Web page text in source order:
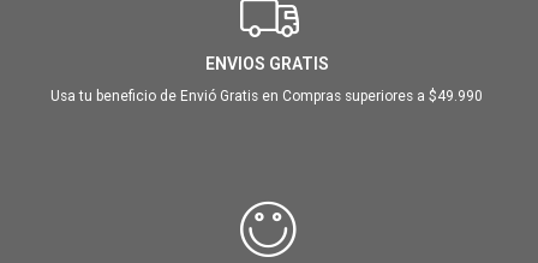
ENVIOS GRATIS
Usa tu beneficio de Envió Gratis en Compras superiores a $49.990